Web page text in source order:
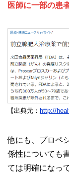
医師に一部の患
【出典元： http://
他にも、プロペ
係性についても
ては明確になっ